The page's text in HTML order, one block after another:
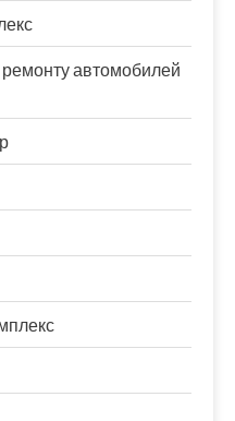
автомобилей